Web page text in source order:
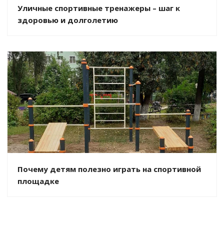
Уличные спортивные тренажеры – шаг к
здоровью и долголетию
Почему детям полезно играть на спортивной
площадке